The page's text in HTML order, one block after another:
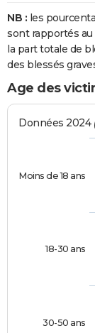
NB : les
sont rapportés
la part totale de
des blessés
Age des
Données 2024
Moins de 18 ans
18-30 ans
30-50 ans